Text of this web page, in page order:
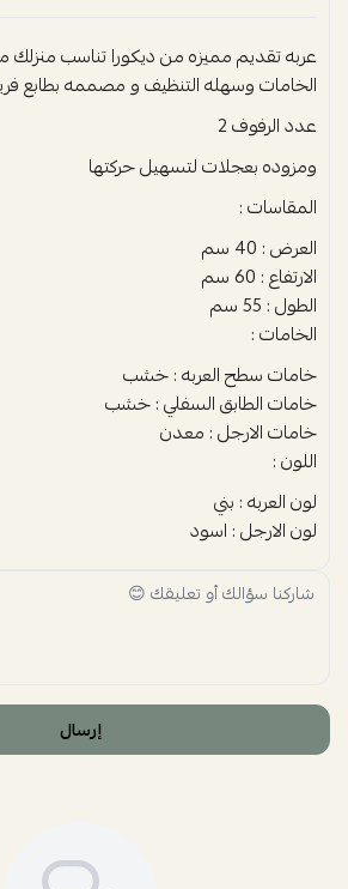
عربه تقديم مميزه من ديكورا تناسب
الخامات وسهله التنظيف و مصممه بطابع
عدد الرفوف 2
ومزوده بعجلات لتسهيل حركتها
المقاسات :
العرض : 40 سم
الارتفاع : 60 سم
الطول : 55 سم
الخامات :
خامات سطح العربه : خشب
خامات الطابق السفلي : خشب
خامات الارجل : معدن
اللون :
لون العربه : بني
لون الارجل : اسود
إرسال